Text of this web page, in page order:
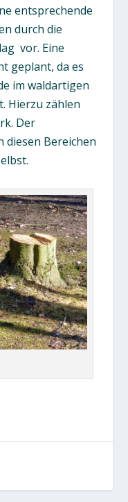
entsprechende
durch die
vor. Eine
geplant, da es
im waldartigen
Hierzu zählen
Der
diesen Bereichen